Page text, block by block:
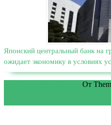
Японский центральный банк на
ожидает экономику в условиях
От